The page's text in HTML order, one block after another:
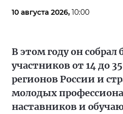
10 августа 2026, 10:00
В этом году он собрал
участников от 14 до
регионов России и
молодых
наставников и